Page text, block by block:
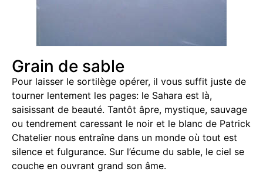
Grain de sable
Pour laisser le sortilège opérer, il vous suffit juste de
tourner lentement les pages: le Sahara est là,
saisissant de beauté. Tantôt âpre, mystique, sauvage
ou tendrement caressant le noir et le blanc de Patrick
Chatelier nous entraîne dans un monde où tout est
silence et fulgurance. Sur l’écume du sable, le ciel se
couche en ouvrant grand son âme.